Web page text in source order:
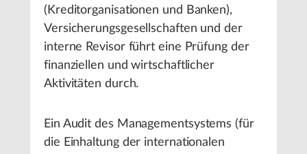
(Kreditorganisationen und Banken),
Versicherungsgesellschaften und der
interne Revisor führt eine Prüfung der
finanziellen und wirtschaftlicher
Aktivitäten durch.
Ein Audit des Managementsystems (für
die Einhaltung der internationalen